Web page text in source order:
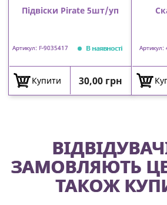
Підвіски Pirate 5шт/уп
Артикул: F-9035417 В наявності
Купити Ціна
30,00 грн
Артикул:
ЗАМОВЛЯЮТЬ
ТАКОЖ